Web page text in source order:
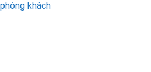
khách